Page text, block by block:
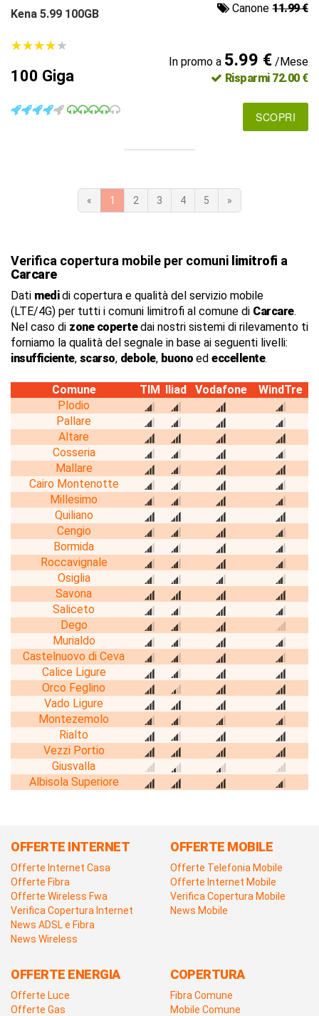
Kena 5.99 100GB Canone11.99 €
★★★★★
★★★★★
100 Giga
In promo a 5.99 €/Mese
Risparmi 72.00 €
SCOPRI
« 1 2 3 4 5 »
Verifica copertura mobile per comuni limitrofi a
Carcare
Dati medidi copertura e qualità del servizio mobile
(LTE/4G) per tutti i comuni limitrofi al comune di Carcare.
Nel caso di zone copertedai nostri sistemi di rilevamento ti
forniamo la qualità del segnale in base ai seguenti livelli:
insufficiente, scarso, debole, buono ed eccellente.
Comune TIM Iliad Vodafone
WindTre
Plodio
Pallare
Altare
Cosseria
Mallare
Cairo Montenotte
Millesimo
Quiliano
Cengio
Bormida
Roccavignale
Osiglia
Savona
Saliceto
Dego
Murialdo
Castelnuovo di Ceva
Calice Ligure
Orco Feglino
Vado Ligure
Montezemolo
Rialto
Vezzi Portio
Giusvalla
Albisola Superiore
OFFERTE INTERNET
Offerte Internet Casa
Offerte Fibra
Offerte Wireless Fwa
Verifica Copertura Internet
News ADSL e Fibra
News Wireless
OFFERTE MOBILE
Offerte Telefonia Mobile
Offerte Internet Mobile
Verifica Copertura Mobile
News Mobile
OFFERTE ENERGIA
Offerte Luce
Offerte Gas
COPERTURA
Fibra Comune
Mobile Comune